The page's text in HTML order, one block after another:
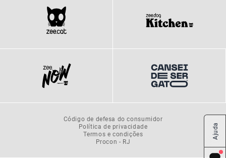
Código de defesa do consumidor
Política de privacidade
Termos e condições
Procon - RJ
Ajuda